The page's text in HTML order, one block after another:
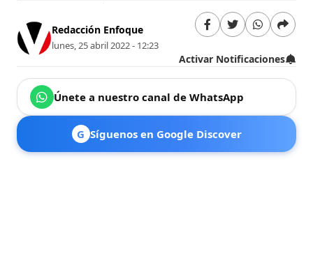
Redacción Enfoque
lunes, 25 abril 2022 - 12:23
Activar Notificaciones
Únete a nuestro canal de WhatsApp
G Síguenos en Google Discover